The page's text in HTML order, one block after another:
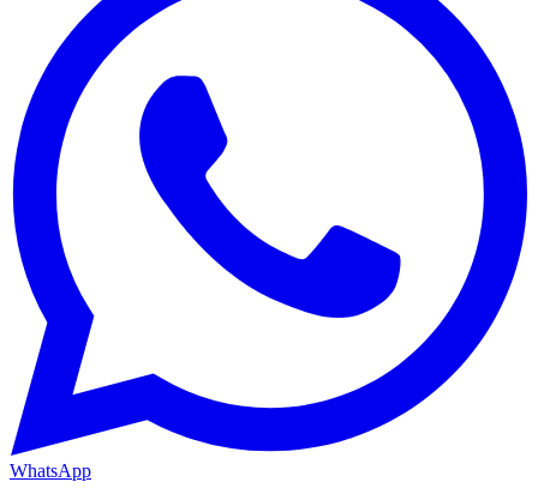
WhatsApp